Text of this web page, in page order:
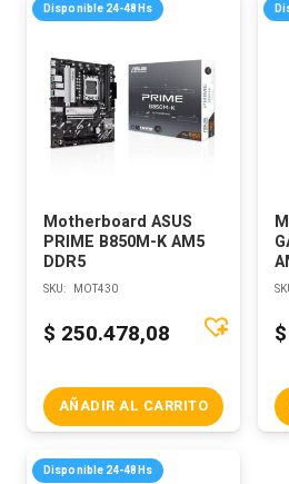
Disponible 24-48Hs
Motherboard ASUS
PRIME B850M-K AM5
DDR5
SKU: MOT430
$ 250.478,08
AÑADIR AL CARRITO
$
Disponible 24-48Hs